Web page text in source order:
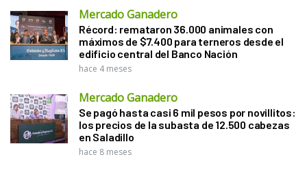
Mercado Ganadero
Récord: remataron 36.000 animales con
máximos de $7.400 para terneros desde el
edificio central del Banco Nación
hace 4 meses
Mercado Ganadero
Se pagó hasta casi 6 mil pesos por novillitos:
los precios de la subasta de 12.500 cabezas
en Saladillo
hace 8 meses